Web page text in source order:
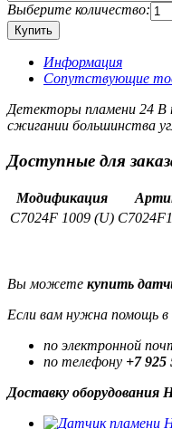
Выберите количество:
Информация
Сопутствующие
Детекторы пламени 24 В
сжигании большинства
Доступные для
Модификация
C7024F 1009 (U)
Вы можете купить
Если вам нужна помощь в
по электронной
по телефону +7 925
Доставку оборудования